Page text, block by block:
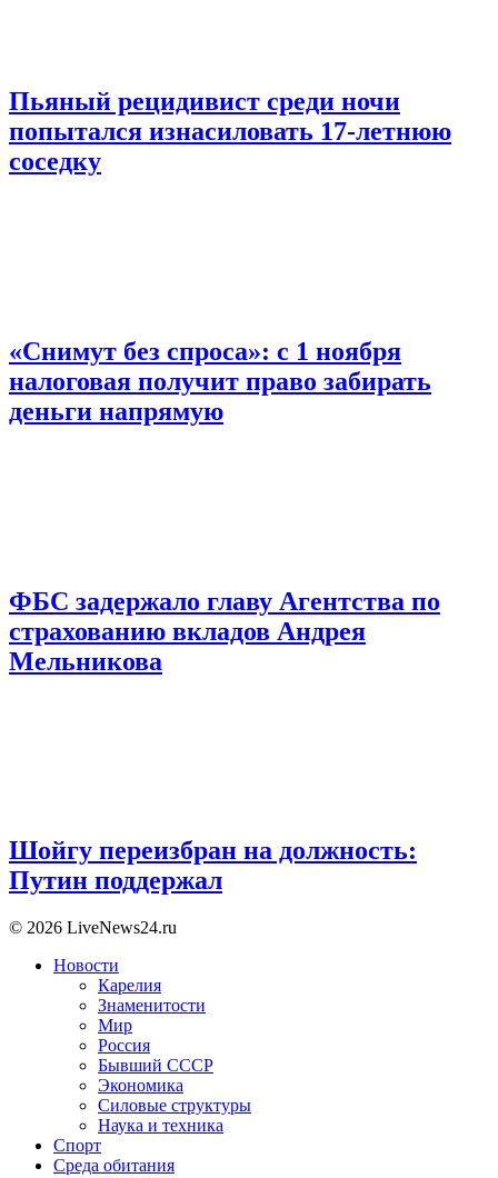
Пьяный рецидивист среди ночи
попытался изнасиловать 17-летнюю
соседку
«Снимут без спроса»: с 1 ноября
налоговая получит право забирать
деньги напрямую
ФБС задержало главу Агентства по
страхованию вкладов Андрея
Мельникова
Шойгу переизбран на должность:
Путин поддержал
© 2026 LiveNews24.ru
Новости
Карелия
Знаменитости
Мир
Россия
Бывший СССР
Экономика
Силовые структуры
Наука и техника
Спорт
Среда обитания